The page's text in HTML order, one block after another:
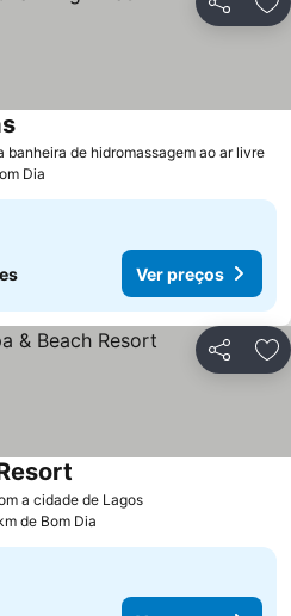
Partilhar
banheira de hidromassagem ao ar livre
Dia
Ver preços
Partilhar
a cidade de Lagos
de Bom Dia